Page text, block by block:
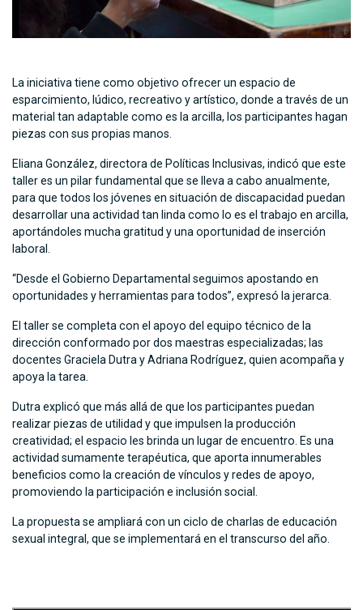
La iniciativa tiene como objetivo ofrecer un espacio de
esparcimiento, lúdico, recreativo y artístico, donde a través de un
material tan adaptable como es la arcilla, los participantes hagan
piezas con sus propias manos.
Eliana González, directora de Políticas Inclusivas, indicó que este
taller es un pilar fundamental que se lleva a cabo anualmente,
para que todos los jóvenes en situación de discapacidad puedan
desarrollar una actividad tan linda como lo es el trabajo en arcilla,
aportándoles mucha gratitud y una oportunidad de inserción
laboral.
“Desde el Gobierno Departamental seguimos apostando en
oportunidades y herramientas para todos”, expresó la jerarca.
El taller se completa con el apoyo del equipo técnico de la
dirección conformado por dos maestras especializadas; las
docentes Graciela Dutra y Adriana Rodríguez, quien acompaña y
apoya la tarea.
Dutra explicó que más allá de que los participantes puedan
realizar piezas de utilidad y que impulsen la producción
creatividad; el espacio les brinda un lugar de encuentro. Es una
actividad sumamente terapéutica, que aporta innumerables
beneficios como la creación de vínculos y redes de apoyo,
promoviendo la participación e inclusión social.
La propuesta se ampliará con un ciclo de charlas de educación
sexual integral, que se implementará en el transcurso del año.